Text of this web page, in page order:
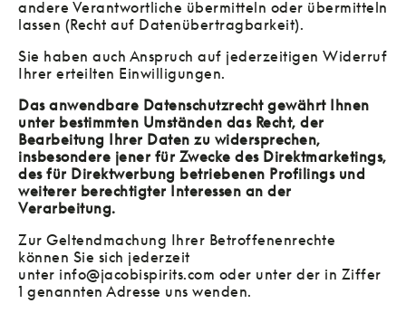
andere Verantwortliche übermitteln oder übermitteln
lassen (Recht auf Datenübertragbarkeit).
Sie haben auch Anspruch auf jederzeitigen Widerruf
Ihrer erteilten Einwilligungen.
Das anwendbare Datenschutzrecht gewährt Ihnen
unter bestimmten Umständen das Recht, der
Bearbeitung Ihrer Daten zu widersprechen,
insbesondere jener für Zwecke des Direktmarketings,
des für Direktwerbung betriebenen Profilings und
weiterer berechtigter Interessen an der
Verarbeitung.
Zur Geltendmachung Ihrer Betroffenenrechte
können Sie sich jederzeit
unter info@jacobispirits.com oder unter der in Ziffer
1 genannten Adresse uns wenden.